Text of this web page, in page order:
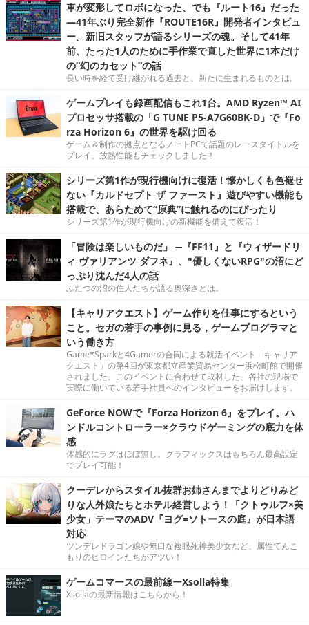
車が変形してロボになった、でも『ルート16』だった
―41年ぶり完全新作『ROUTE16R』開発者インタビュ
ー。新旧スタッフが語るシリーズの魂。そして41年
前、たった1人のために手作業で直した世界に1本だけ
の“幻のカセット”の話
長い時を経て受け継がれる過去と、新たに生まれるものとは。
ゲームプレイも録画配信もこれ1台。AMD Ryzen™ AI
プロセッサ搭載の「G TUNE P5-A7G60BK-D」で『Fo
rza Horizon 6』の世界を駆け回る
ゲーム＆制作の拠点となるノートPCで話題のレースタイトルを
プレイ。放熱性能もチェックしました！
シリーズ第1作が現行機向けに復活！懐かしくも色褪せ
ない『カルドセプト ザ ファースト』遊びやすい機能も
搭載で、あらためて“原典”に触れるのにぴったり
シリーズ第1作が現行機向けの新機能を備えて復活！
「冒険は楽しいものだ」 ─『FF11』と『ウィザードリ
ィ ヴァリアンツ ダフネ』、"優しくないRPG"の沼にど
っぷり沈んだ4人の話
ふたつの沼の住人たちが語る奥深さとは。
【キャリアクエスト】ゲーム作りを仕事にするという
こと。セガの若手の事例に見る，ゲームプログラマと
いう働き方
Game*Sparkと4Gamerの合同による就活イベント「キャリア
クエスト」の第4回が東京都立産業貿易センター浜松町館で開催
されました。このイベントに合わせて取材した、各社の現場で
実際に働いている若手社員へのインタビューをお届けします。
GeForce NOWで『Forza Horizon 6』をプレイ。ハ
ンドルコントローラー×クラウドゲーミングの底力を体
感
体感的にラグはほぼ無し。グラフィックスはもちろん最高設定
でプレイ可能！
クーデレからスタイル抜群お姉さんまでよりどりみど
りな人外娘たちとホテル経営しよう！「クトゥルフ×美
少女」テーマのADV『ヨグ=ソトースの庭』が日本語
対応
ツンデレドラゴン娘や無口な複眼死神美少女など、属性てんこ
もりのヒロインたちがアツい！
ゲームコマースの最前線ーXsolla特集
Xsollaの最新情報はこちらから！